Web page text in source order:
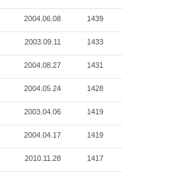
2004.06.08 1439
2003.09.11 1433
2004.08.27 1431
2004.05.24 1428
2003.04.06 1419
2004.04.17 1419
2010.11.28 1417